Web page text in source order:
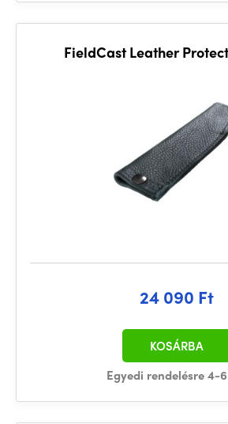
FieldCast Leather
24 090 Ft
Egyedi rendelésre 4-
KOSÁRBA